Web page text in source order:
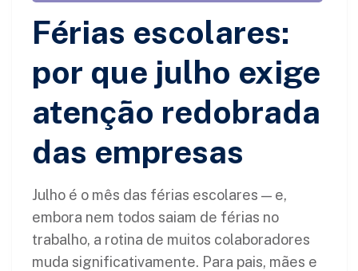
Férias escolares:
por que julho exige
atenção redobrada
das empresas
Julho é o mês das férias escolares — e,
embora nem todos saiam de férias no
trabalho, a rotina de muitos colaboradores
muda significativamente. Para pais, mães e